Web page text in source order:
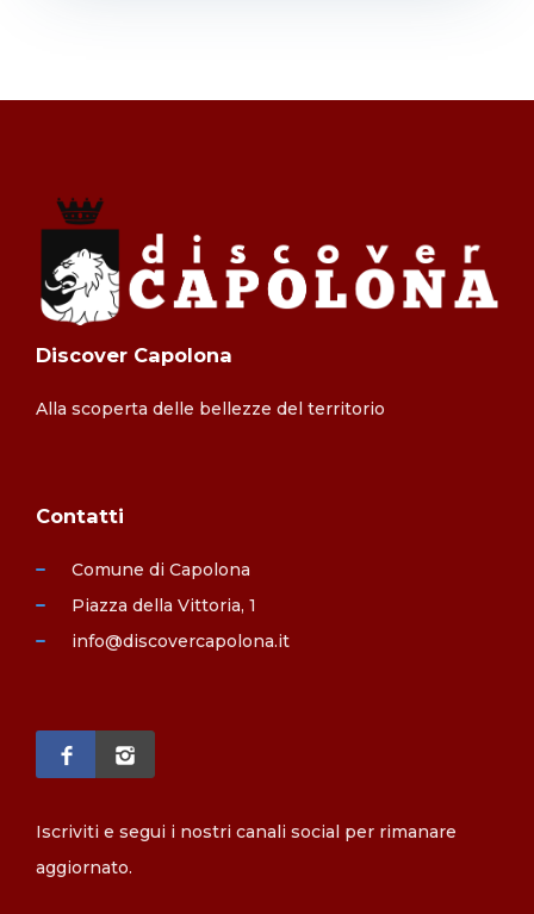
Discover Capolona
Alla scoperta delle bellezze del territorio
Contatti
Comune di Capolona
Piazza della Vittoria, 1
info@discovercapolona.it
Iscriviti e segui i nostri canali social per rimanare
aggiornato.